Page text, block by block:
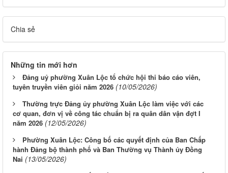
Chia sẻ
Những tin mới hơn
Đảng uỷ phường Xuân Lộc tổ chức hội thi báo cáo viên,
tuyên truyền viên giỏi năm 2026 (10/05/2026)
Thường trực Đảng ủy phường Xuân Lộc làm việc với các
cơ quan, đơn vị về công tác chuẩn bị ra quân dân vận đợt I
năm 2026 (12/05/2026)
Phường Xuân Lộc: Công bố các quyết định của Ban Chấp
hành Đảng bộ thành phố và Ban Thường vụ Thành ủy Đồng
Nai (13/05/2026)